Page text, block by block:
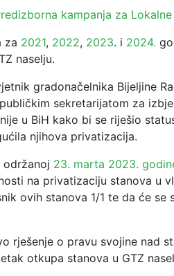
kampanja za
za 2021, 2022, 2023. i 2024.
naselju.
gradonačelnika Bijeljine
sekretarijatom za
u BiH kako bi se riješio
njihova privatizacija.
održanoj 23. marta 2023.
na privatizaciju stanova u
ovih stanova 1/1 te da će
rješenje o pravu svojine nad
otkupa stanova u GTZ